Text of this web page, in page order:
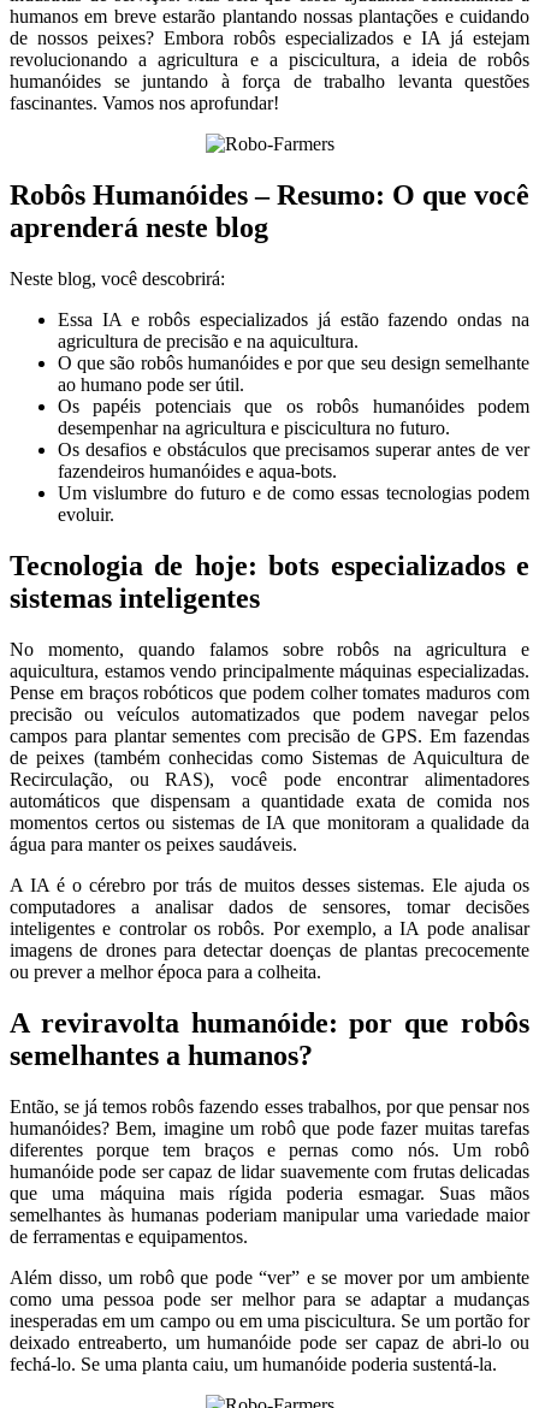
humanos em breve estarão plantando nossas plantações e cuidando
de nossos peixes? Embora robôs especializados e IA já estejam
revolucionando a agricultura e a piscicultura, a ideia de robôs
humanóides se juntando à força de trabalho levanta questões
fascinantes. Vamos nos aprofundar!
Robôs Humanóides – Resumo: O que você
aprenderá neste blog
Neste blog, você descobrirá:
Essa IA e robôs especializados já estão fazendo ondas na
agricultura de precisão e na aquicultura.
O que são robôs humanóides e por que seu design semelhante
ao humano pode ser útil.
Os papéis potenciais que os robôs humanóides podem
desempenhar na agricultura e piscicultura no futuro.
Os desafios e obstáculos que precisamos superar antes de ver
fazendeiros humanóides e aqua-bots.
Um vislumbre do futuro e de como essas tecnologias podem
evoluir.
Tecnologia de hoje: bots especializados e
sistemas inteligentes
No momento, quando falamos sobre robôs na agricultura e
aquicultura, estamos vendo principalmente máquinas especializadas.
Pense em braços robóticos que podem colher tomates maduros com
precisão ou veículos automatizados que podem navegar pelos
campos para plantar sementes com precisão de GPS. Em fazendas
de peixes (também conhecidas como Sistemas de Aquicultura de
Recirculação, ou RAS), você pode encontrar alimentadores
automáticos que dispensam a quantidade exata de comida nos
momentos certos ou sistemas de IA que monitoram a qualidade da
água para manter os peixes saudáveis.
A IA é o cérebro por trás de muitos desses sistemas. Ele ajuda os
computadores a analisar dados de sensores, tomar decisões
inteligentes e controlar os robôs. Por exemplo, a IA pode analisar
imagens de drones para detectar doenças de plantas precocemente
ou prever a melhor época para a colheita.
A reviravolta humanóide: por que robôs
semelhantes a humanos?
Então, se já temos robôs fazendo esses trabalhos, por que pensar nos
humanóides? Bem, imagine um robô que pode fazer muitas tarefas
diferentes porque tem braços e pernas como nós. Um robô
humanóide pode ser capaz de lidar suavemente com frutas delicadas
que uma máquina mais rígida poderia esmagar. Suas mãos
semelhantes às humanas poderiam manipular uma variedade maior
de ferramentas e equipamentos.
Além disso, um robô que pode “ver” e se mover por um ambiente
como uma pessoa pode ser melhor para se adaptar a mudanças
inesperadas em um campo ou em uma piscicultura. Se um portão for
deixado entreaberto, um humanóide pode ser capaz de abri-lo ou
fechá-lo. Se uma planta caiu, um humanóide poderia sustentá-la.